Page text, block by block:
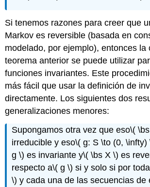
Si tenemos razones para creer que
Markov es reversible (basada en
modelado, por ejemplo), entonces la
teorema anterior se puede utilizar
funciones invariantes. Este
más fácil que usar la definición de
directamente. Los siguientes dos
generalizaciones menores:
Supongamos otra vez que eso\(
irreducible y eso\( g: S \to (0, \infty)
g \) es invariante y\( \bs X \) es
respecto a\( g \) si y solo si por
\) y cada una de las secuencias de